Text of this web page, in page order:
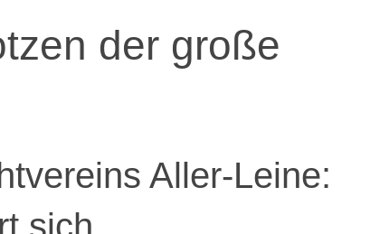
der große
Aller-Leine:
sich